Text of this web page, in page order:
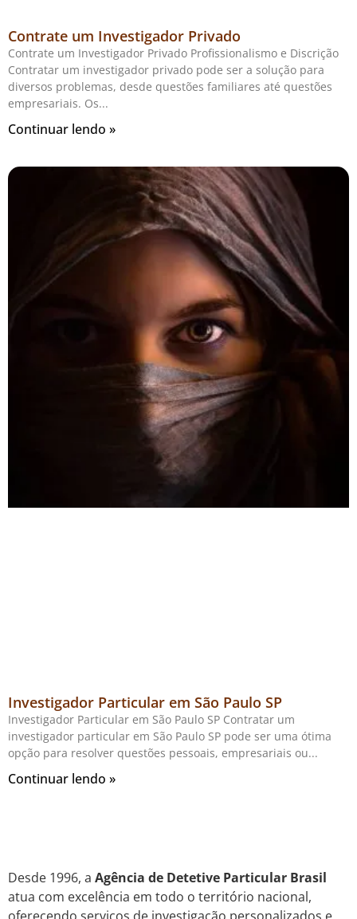
Contrate um Investigador Privado
Contrate um Investigador Privado Profissionalismo e Discrição
Contratar um investigador privado pode ser a solução para
diversos problemas, desde questões familiares até questões
empresariais. Os
Continuar lendo »
Investigador Particular em São Paulo SP
Investigador Particular em São Paulo SP Contratar um
investigador particular em São Paulo SP pode ser uma ótima
opção para resolver questões pessoais, empresariais ou
Continuar lendo »
Desde 1996, a Agência de Detetive Particular Brasil
atua com excelência em todo o território nacional,